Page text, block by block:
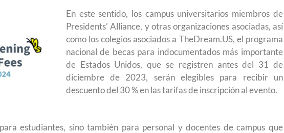
En este sentido, los campus universitarios miembros de
Presidents’ Alliance, y otras organizaciones asociadas, así
como los colegios asociados a TheDream.US, el programa
nacional de becas para indocumentados más importante
de Estados Unidos, que se registren antes del 31 de
diciembre de 2023, serán elegibles para recibir un
descuento del 30 % en las tarifas de inscripción al evento.
estudiantes, sino también para personal y docentes de campus que
de regla que le permite
jueces de inmigración sin
Conoce los cursos de construcción en Capacítate
para el Empleo